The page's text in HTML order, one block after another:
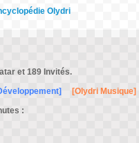
Olydri
et 189 Invités.
[Olydri Musique]
: